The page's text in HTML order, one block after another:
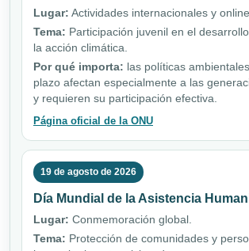
Lugar: Actividades internacionales y
Tema: Participación juvenil en el
la acción climática.
Por qué importa: las políticas
plazo afectan especialmente a las
y requieren su participación efectiva.
Página oficial de la ONU
19 de agosto de 2026
Día Mundial de la Asistencia
Lugar: Conmemoración global.
Tema: Protección de comunidades y